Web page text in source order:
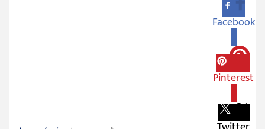
Facebook
Pinterest